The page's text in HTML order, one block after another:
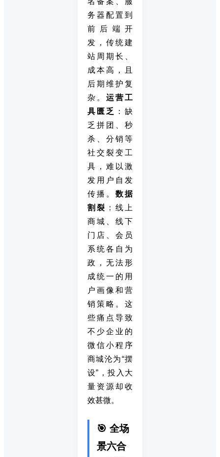
务器配置到
前后端开
发，传统建
站周期长、
成本高，且
后期维护复
杂。 运营工
具匮乏
：缺
乏拼团、秒
杀、分销等
社交裂变工
具，难以激
发用户自发
传播。 数据
割裂 ：线上
商城、线下
门店、会员
系统各自为
政，无法形
成统一的用
户画像和营
销策略。这
些痛点导致
不少企业的
微信小程序
商城沦为“摆
设”，投入大
量资源却收
效甚微。
🎯 全场
景六合